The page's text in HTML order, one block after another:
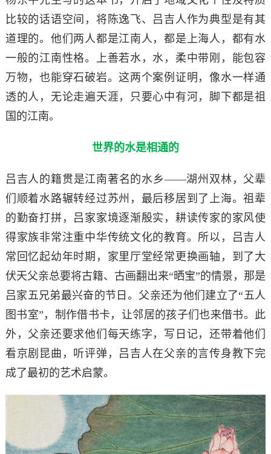
比较的话语空间，将陈逸飞、吕吉人作为典型是有其
道理的。他们两人都是江南人，都是上海人，都有水
一般的江南性格。上善若水，水，柔中带刚，能包容
万物，也能穿石破岩。这两个案例证明，像水一样通
透的人，无论走遍天涯，只要心中有河，脚下都是祖
国的江南。
世界的水是相通的
吕吉人的籍贯是江南著名的水乡——湖州双林，父辈
们顺着水路辗转经过苏州，最后移居到了上海。祖辈
的勤奋打拼，吕家家境逐渐殷实，耕读传家的家风使
得家族非常注重中华传统文化的教育。所以，吕吉人
常回忆起幼年时期，家里厅堂经常更换画轴，到了大
伏天父亲总要将古籍、古画翻出来“晒宝”的情景，那是
吕家五兄弟最兴奋的节日。父亲还为他们建立了“五人
图书室”，制作借书卡，让邻居的孩子们也来借书。此
外，父亲还要求他们每天练字，写日记，还带着他们
看京剧昆曲，听评弹，吕吉人在父亲的言传身教下完
成了最初的艺术启蒙。